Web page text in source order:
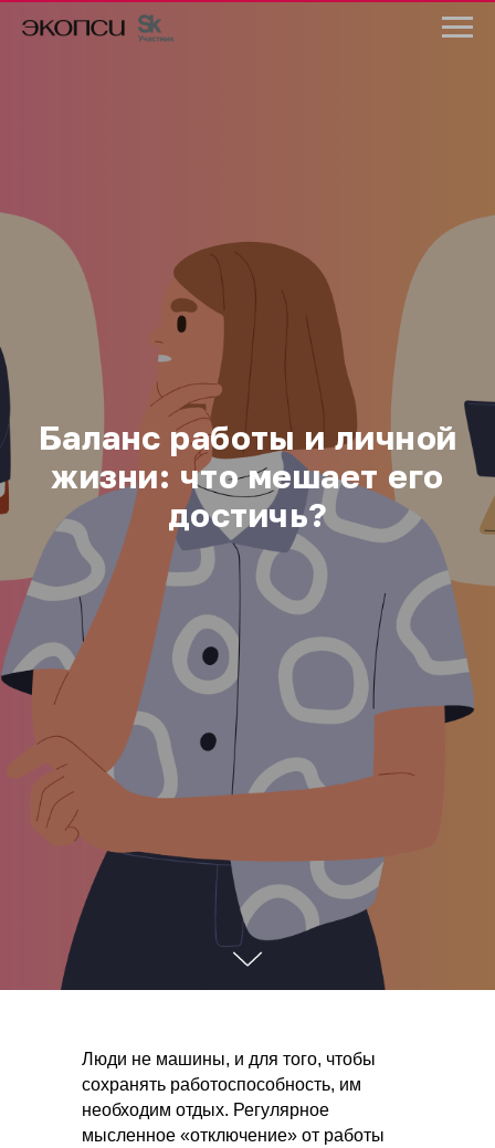
Баланс работы и личной
жизни: что мешает его
достичь?
Люди не машины, и для того, чтобы
сохранять работоспособность, им
необходим отдых. Регулярное
мысленное «отключение» от работы